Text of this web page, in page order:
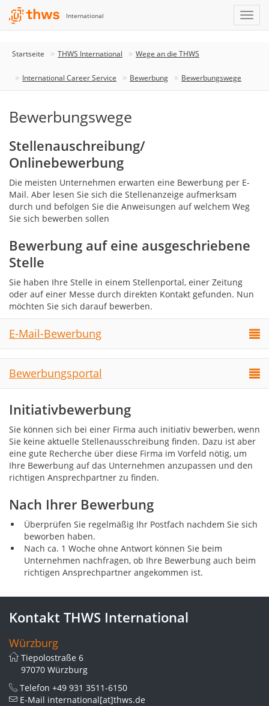
International
Startseite THWS International Wege an die THWS
International Career Service Bewerbung Bewerbungswege
Bewerbungswege
Stellenauschreibung/
Onlinebewerbung
Die meisten Unternehmen erwarten eine Bewerbung per E-
Mail. Aber lesen Sie sich die Stellenanzeige aufmerksam
durch und befolgen Sie die Anweisungen auf welchem Weg
Sie sich bewerben sollen
Bewerbung auf eine ausgeschriebene
Stelle
Sie haben Ihre Stelle in einem Stellenportal, einer Zeitung
oder auf einer Messe durch direkten Kontakt gefunden. Nun
möchten Sie sich darauf bewerben.
E-Mail-Bewerbung
Bewerbungsportal
Initiativbewerbung
Sie können sich bei einer Firma auch initiativ bewerben, wenn
Sie keine aktuelle Stellenausschreibung finden. Dazu ist aber
eine gute Recherche über diese Firma im Vorfeld nötig, um
Ihre Bewerbung auf das Unternehmen anzupassen und den
richtigen Ansprechpartner zu finden.
Nach Ihrer Bewerbung
Überprüfen Sie regelmäßig Ihr Postfach nachdem Sie sich
beworben haben.
Nach ca. 1 Woche ohne Antwort können Sie beim
Unternehmen nachfragen, ob Ihre Bewerbung auch beim
richtigen Ansprechpartner angekommen ist.
Kontakt THWS International
Würzburg
Tiepolostraße 6
97070 Würzburg
Telefon +49 931 3511-6150
E-Mail international[at]thws.de